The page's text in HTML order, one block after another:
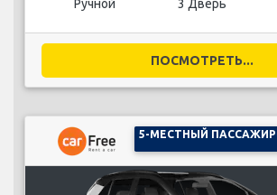
Ручной 3 Дверь
ПОСМОТРЕТЬ...